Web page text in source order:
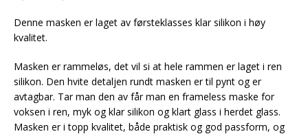
Denne masken er laget av førsteklasses klar silikon i høy
kvalitet.
Masken er rammeløs, det vil si at hele rammen er laget i ren
silikon. Den hvite detaljen rundt masken er til pynt og er
avtagbar. Tar man den av får man en frameless maske for
voksen i ren, myk og klar silikon og klart glass i herdet glass.
Masken er i topp kvalitet, både praktisk og god passform, og